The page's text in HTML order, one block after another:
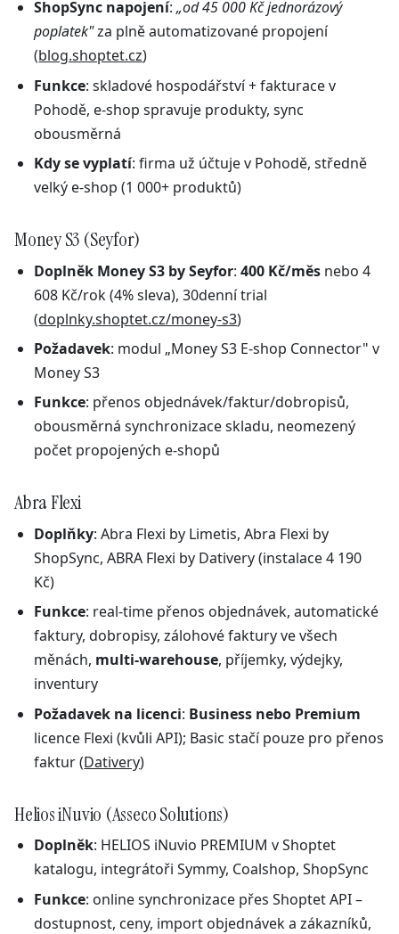
ShopSync napojení:„od 45 000 Kč jednorázový
poplatek"za plně automatizované propojení
(blog.shoptet.cz)
Funkce: skladové hospodářství + fakturace v
Pohodě, e-shop spravuje produkty, sync
obousměrná
Kdy se vyplatí: firma už účtuje v Pohodě, středně
velký e-shop (1 000+ produktů)
Money S3 (Seyfor)
Doplněk Money S3 by Seyfor:400 Kč/měs nebo 4
608 Kč/rok (4% sleva), 30denní trial
(doplnky.shoptet.cz/money-s3)
Požadavek: modul „Money S3 E-shop Connector" v
Money S3
Funkce: přenos objednávek/faktur/dobropisů,
obousměrná synchronizace skladu, neomezený
počet propojených e-shopů
Abra Flexi
Doplňky: Abra Flexi by Limetis, Abra Flexi by
ShopSync, ABRA Flexi by Dativery (instalace 4 190
Kč)
Funkce: real-time přenos objednávek, automatické
faktury, dobropisy, zálohové faktury ve všech
měnách, multi-warehouse, příjemky, výdejky,
inventury
Požadavek na licenci: Business nebo Premium
licence Flexi (kvůli API); Basic stačí pouze pro přenos
faktur (Dativery)
Helios iNuvio (Asseco Solutions)
Doplněk: HELIOS iNuvio PREMIUM v Shoptet
katalogu, integrátoři Symmy, Coalshop, ShopSync
Funkce: online synchronizace přes Shoptet API –
dostupnost, ceny, import objednávek a zákazníků,